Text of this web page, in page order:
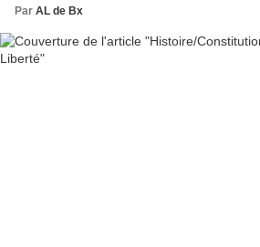
Par AL de Bx